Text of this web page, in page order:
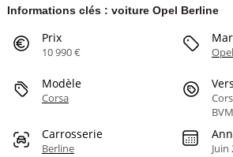
Informations clés : voiture Opel Berline
Prix
10 990 € Opel
Modèle
Corsa
Carrosserie
Berline Juin